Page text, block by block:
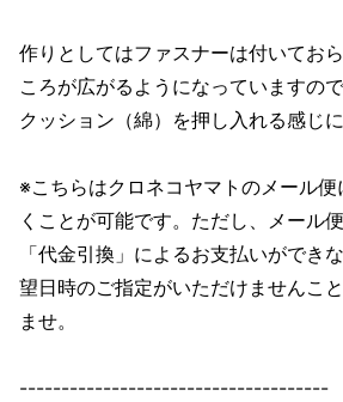
作りとしてはファスナーは付いてお
ころが広がるようになっていますの
クッション（綿）を押し入れる感じ
※こちらはクロネコヤマトのメール
くことが可能です。ただし、メール
「代金引換」によるお支払いができ
望日時のご指定がいただけませんこ
ませ。
-------------------------------------